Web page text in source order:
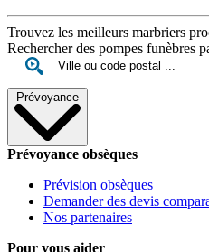
Trouvez les meilleurs marbriers
Rechercher des pompes funèbres
Prévoyance
Prévoyance obsèques
Prévision obsèques
Demander des devis
Nos partenaires
Pour vous aider